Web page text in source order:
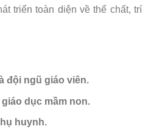
triển toàn diện về thể chất, trí
đội ngũ giáo viên.
dục mầm non.
huynh.